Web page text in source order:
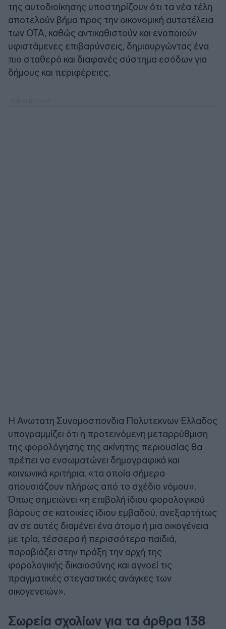
της αυτοδιοίκησης υποστηρίζουν ότι τα νέα τέλη
αποτελούν βήμα προς την οικονομική αυτοτέλεια
των ΟΤΑ, καθώς αντικαθιστούν και ενοποιούν
υφιστάμενες επιβαρύνσεις, δημιουργώντας ένα
πιο σταθερό και διαφανές σύστημα εσόδων για
δήμους και περιφέρειες.
Η Ανωτατη Συνομοσπονδια Πολυτεκνων Ελλαδος
υπογραμμίζει ότι η προτεινόμενη μεταρρύθμιση
της φορολόγησης της ακίνητης περιουσίας θα
πρέπει να ενσωματώνει δημογραφικά και
κοινωνικά κριτήρια, «τα οποία σήμερα
απουσιάζουν πλήρως από το σχέδιο νόμου».
Όπως σημειώνει «η επιβολή ίδιου φορολογικού
βάρους σε κατοικίες ίδιου εμβαδού, ανεξαρτήτως
αν σε αυτές διαμένει ένα άτομο ή μια οικογένεια
με τρία, τέσσερα ή περισσότερα παιδιά,
παραβιάζει στην πράξη την αρχή της
φορολογικής δικαιοσύνης και αγνοεί τις
πραγματικές στεγαστικές ανάγκες των
οικογενειών».
Σωρεία σχολίων για τα άρθρα 138